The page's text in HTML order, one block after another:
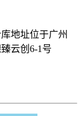
地址位于广州
云创6-1号